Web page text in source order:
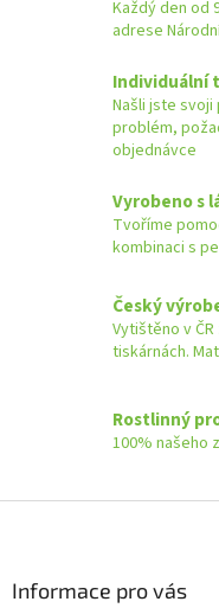
Každý den od
adrese
Individuální
Našli jste svoji
problém,
objednávce
Vyrobeno s
Tvoříme
kombinaci s
Český
Vytištěno v
tiskárnách.
Rostlinný
100% našeho
Informace pro vás